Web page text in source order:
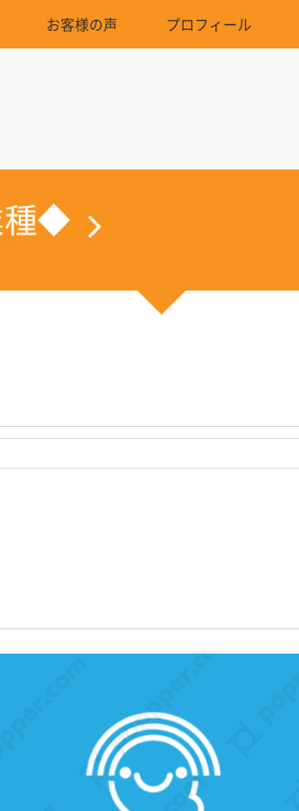
お客様の声 プロフィール
◆